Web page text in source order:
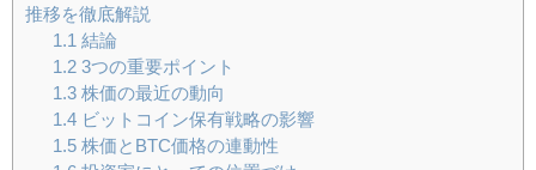
推移を徹底解説
1.1 結論
1.23つの重要ポイント
1.3株価の最近の動向
1.4ビットコイン保有戦略の影響
1.5株価とBTC価格の連動性